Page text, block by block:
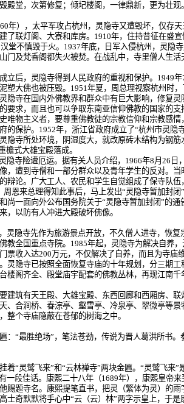
殿堂，次第修复；倾圮楼阁，一律鼎新，更为壮观
年），太平军攻占杭州，灵隐寺又遭毁坏，仅存
了联灯阁、大寮和库房。 1910年，住持昔征在盛
堂不慎毁于火。 1937年底，日军入侵杭州，灵隐
门及梵香阁都失火被焚。在战乱中，寺里僧人生
立后，灵隐寺得到人民政府的重视和保护。 1949年
塑大佛也被压毁。 1951年夏，周总理视察杭州时
隐寺在国内外佛教界和群众中有巨大影响，修复
要求，而且也可以争取东南亚信仰佛教的国家的
唯物主义者，要尊重佛教徒的宗教信仰和宗教感
的保护。 1952年，浙江省政府成立了“杭州市灵隐
隐寺所处环境，阴湿度大，就改原砖木结构为钢筋
檐式大雄宝殿落成。
隐寺险遭厄运。据有关人员介绍， 1966年8月 26 日
，遭到寺僧和一部分群众以及青年学生的反对。
辩论。广大工人、农民和学生自觉组成了保寺队
周恩来总理得知此事后，马上发出“灵隐寺暂加封
尚一面向外公布国务院关于“灵隐寺暂加封闭”的
，以防有人冲进大殿破坏佛像。
灵隐寺先作为旅游景点开放，不久僧人进寺，恢复
教全国重点寺院。 1985年起，灵隐寺为解决自养
票收入达200 万元，不仅解决了自养，而且为寺庙
灵隐寺已按照全面恢复寺庙的十年规划，分三期
楼阁齐全、殿堂庙宇配套的佛教丛林，再现江南千
建筑有天王殿、大雄宝殿、东西回廊和西厢房、
天、合涧桥、春淙亭、壑雪亭、冷泉亭、翠微亭等
整个寺庙隐蔽在苍郁的树海之中。
：“最胜绝场”，笔法苍劲，传说为晋人葛洪所书。
着“灵鹫飞来”和“云林禅寺”两块金匾。“灵鹫飞来
一段佳话。康熙二十八年（1689年），康熙皇帝
赐题寺名。康熙提笔直书，把灵（繁体为灵）的
士奇默默将手心中“云（云）林”两字示皇上，于是